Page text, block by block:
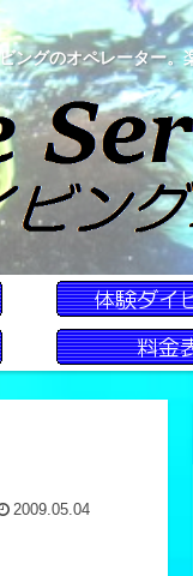
グのオペレーター。
2009.05.04